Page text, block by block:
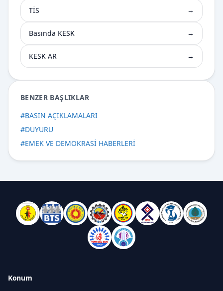
TİS →
Basında KESK →
KESK AR →
BENZER BAŞLIKLAR
#BASIN AÇIKLAMALARI
#DUYURU
#EMEK VE DEMOKRASİ HABERLERİ
Konum